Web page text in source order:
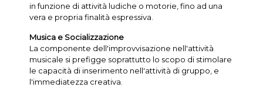
in funzione di attività ludiche o motorie, fino ad una
vera e propria finalità espressiva.
Musica e Socializzazione
La componente dell'improvvisazione nell'attività
musicale si prefigge soprattutto lo scopo di stimolare
le capacità di inserimento nell'attività di gruppo, e
l'immediatezza creativa.